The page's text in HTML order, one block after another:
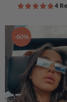
4
-60%